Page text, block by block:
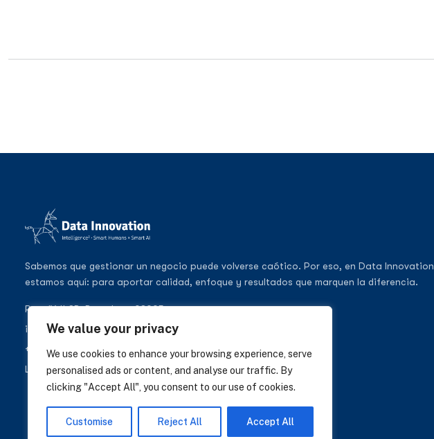
We value your privacy
We use cookies to enhance your browsing experience, serve
personalised ads or content, and analyse our traffic. By
clicking "Accept All", you consent to our use of cookies.
Customise Reject All Accept All
Sabemos que gestionar un negocio puede volverse caótico. Por eso, en Data Innovation
estamos aquí: para aportar calidad, enfoque y resultados que marquen la diferencia.
Pere IV 148B, Barcelona 08005
info@datainnovation.io
+34 624 112 679
LinkedIn